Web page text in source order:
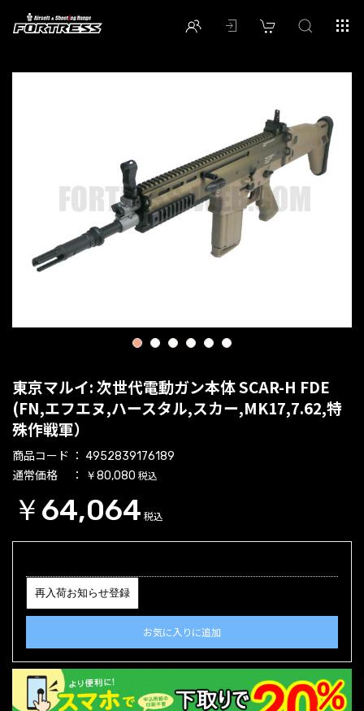
1 2 3 4 5 6
東京マルイ: 次世代電動ガン本体 SCAR-H FDE
(FN,エフエヌ,ハースタル,スカー,MK17,7.62,特
殊作戦軍）
商品コード 4952839176189
通常価格 ￥80,080 税込
￥64,064 税込
再入荷お知らせ登録
お気に入りに追加